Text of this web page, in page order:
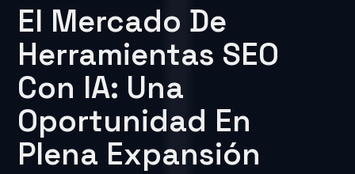
El Mercado De
Herramientas SEO
Con IA: Una
Oportunidad En
Plena Expansión